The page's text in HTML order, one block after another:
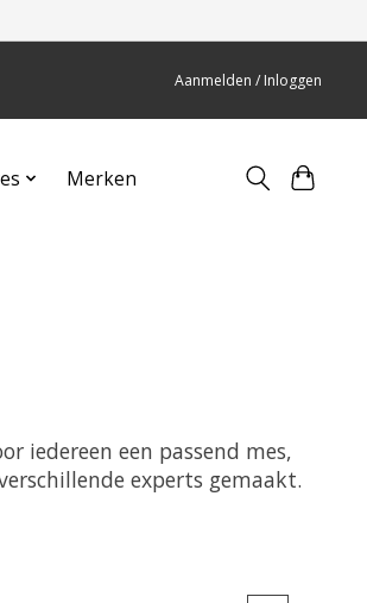
Aanmelden / Inloggen
Merken
iedereen een passend mes,
experts gemaakt.